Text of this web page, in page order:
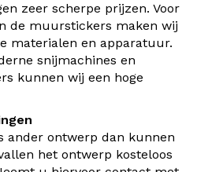
zeer scherpe prijzen. Voor
de muurstickers maken wij
materialen en apparatuur.
snijmachines en
kunnen wij een hoge
ander ontwerp dan kunnen
het ontwerp kosteloos